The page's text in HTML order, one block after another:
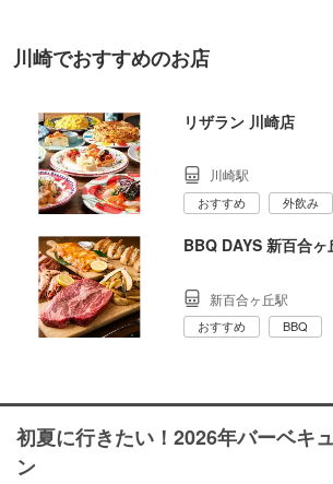
川崎でおすすめのお店
リザラン 川崎店
川崎駅
おすすめ 外飲み
BBQ DAYS 新百合
新百合ヶ丘駅
おすすめ BBQ
初夏に行きたい！2026年バーベキ
ン